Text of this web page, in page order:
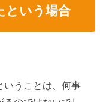
という場合
いうことは、何事